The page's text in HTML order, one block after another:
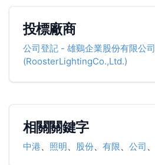
投標廠商
公司登記- 雄鷄企業股份有限公司
(RoosterLightingCo.,Ltd.)
相關關鍵字
中港、 照明 、 股份、 有限、 公司 、